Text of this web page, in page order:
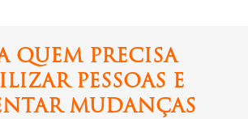
QUEM PRECISA
PESSOAS E
MUDANÇAS